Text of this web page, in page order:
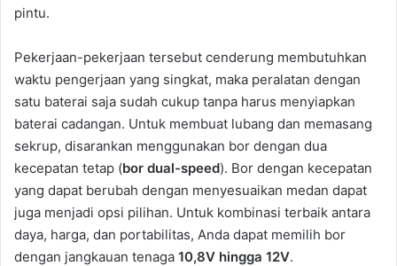
pintu.
Pekerjaan-pekerjaan tersebut cenderung membutuhkan
waktu pengerjaan yang singkat, maka peralatan dengan
satu baterai saja sudah cukup tanpa harus menyiapkan
baterai cadangan. Untuk membuat lubang dan memasang
sekrup, disarankan menggunakan bor dengan dua
kecepatan tetap (bor dual-speed). Bor dengan kecepatan
yang dapat berubah dengan menyesuaikan medan dapat
juga menjadi opsi pilihan. Untuk kombinasi terbaik antara
daya, harga, dan portabilitas, Anda dapat memilih bor
dengan jangkauan tenaga 10,8V hingga 12V.